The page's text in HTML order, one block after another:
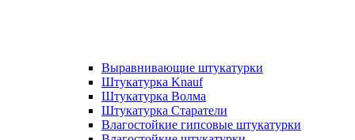
Выравнивающие штукатурки
Штукатурка Knauf
Штукатурка Волма
Штукатурка Старатели
Влагостойкие гипсовые штукатурки